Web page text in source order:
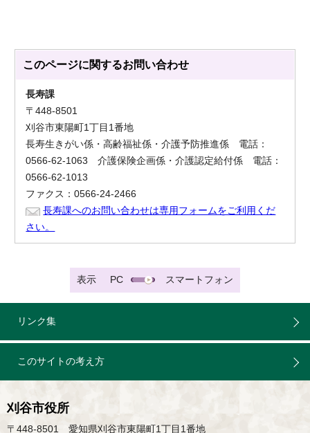
このページに関するお問い合わせ
長寿課
〒448-8501
刈谷市東陽町1丁目1番地
長寿生きがい係・高齢福祉係・介護予防推進係 電話：
0566-62-1063 介護保険企画係・介護認定給付係 電話：
0566-62-1013
ファクス：0566-24-2466
長寿課へのお問い合わせは専用フォームをご利用くだ
さい。
表示 PC スマートフォン
リンク集
このサイトの考え方
刈谷市役所
〒448-8501 愛知県刈谷市東陽町1丁目1番地